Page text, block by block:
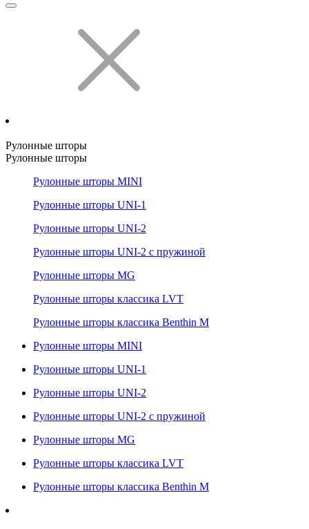
Рулонные шторы
Рулонные шторы
Рулонные шторы MINI
Рулонные шторы UNI-1
Рулонные шторы UNI-2
Рулонные шторы UNI-2 с пружиной
Рулонные шторы MG
Рулонные шторы классика LVT
Рулонные шторы классика Benthin M
Рулонные шторы MINI
Рулонные шторы UNI-1
Рулонные шторы UNI-2
Рулонные шторы UNI-2 с пружиной
Рулонные шторы MG
Рулонные шторы классика LVT
Рулонные шторы классика Benthin M